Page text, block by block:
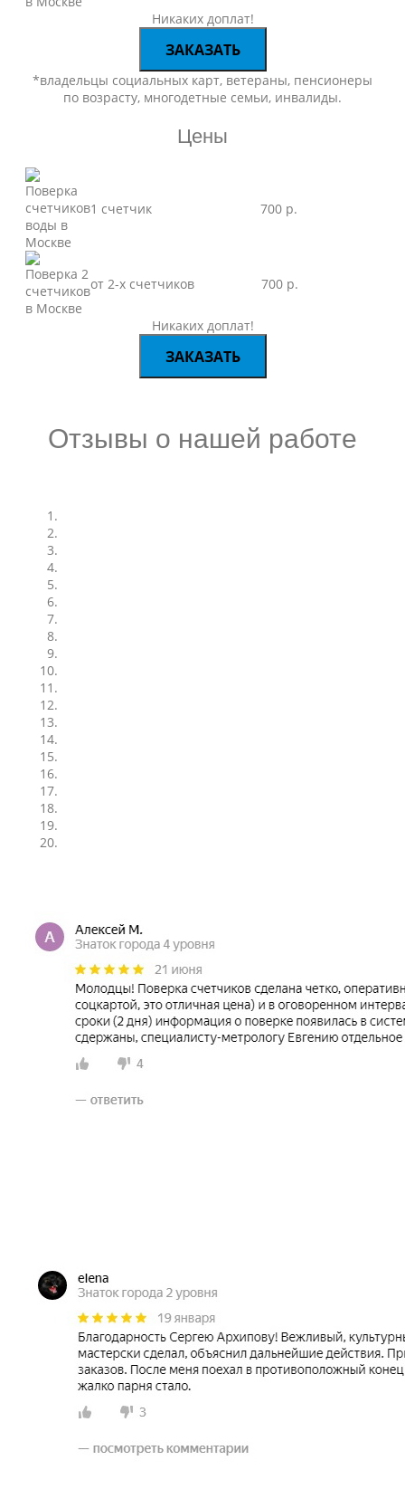
Никаких доплат!
ЗАКАЗАТЬ
*владельцы социальных карт, ветераны, пенсионеры
по возрасту, многодетные семьи, инвалиды.
Цены
1 счетчик 700 р.
от 2-х счетчиков 700 р.
Никаких доплат!
ЗАКАЗАТЬ
Отзывы о нашей работе